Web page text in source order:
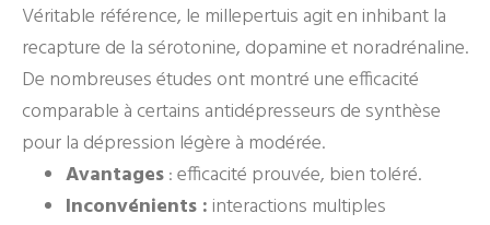
Véritable référence, le millepertuis agit en inhibant la
recapture de la sérotonine, dopamine et noradrénaline.
De nombreuses études ont montré une efficacité
comparable à certains antidépresseurs de synthèse
pour la dépression légère à modérée.
Avantages: efficacité prouvée, bien toléré.
Inconvénients :interactions multiples